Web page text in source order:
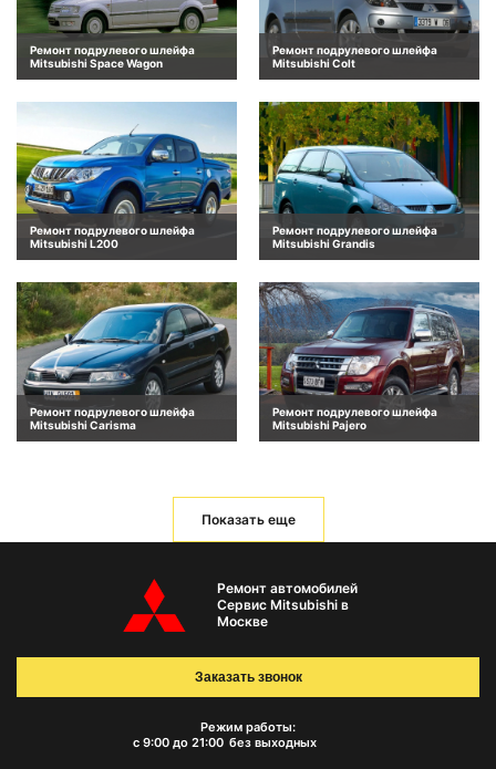
Ремонт подрулевого шлейфа
Mitsubishi Space Wagon
Ремонт подрулевого шлейфа
Mitsubishi Colt
Ремонт подрулевого шлейфа
Mitsubishi L200
Ремонт подрулевого шлейфа
Mitsubishi Grandis
Ремонт подрулевого шлейфа
Mitsubishi Carisma
Ремонт подрулевого шлейфа
Mitsubishi Pajero
Показать еще
Ремонт автомобилей
Сервис Mitsubishi в
Москве
Режим работы:
с 9:00 до 21:00 без выходных
Заказать звонок